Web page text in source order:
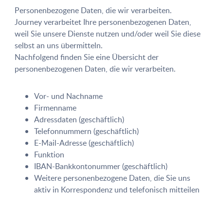
Personenbezogene Daten, die wir verarbeiten.
Journey verarbeitet Ihre personenbezogenen Daten,
weil Sie unsere Dienste nutzen und/oder weil Sie diese
selbst an uns übermitteln.
Nachfolgend finden Sie eine Übersicht der
personenbezogenen Daten, die wir verarbeiten.
Vor- und Nachname
Firmenname
Adressdaten (geschäftlich)
Telefonnummern (geschäftlich)
E-Mail-Adresse (geschäftlich)
Funktion
IBAN-Bankkontonummer (geschäftlich)
Weitere personenbezogene Daten, die Sie uns
aktiv in Korrespondenz und telefonisch mitteilen